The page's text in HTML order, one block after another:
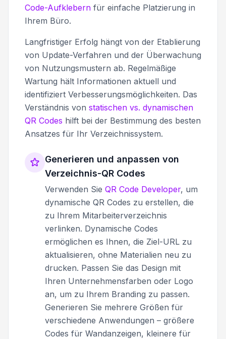
Code-Aufklebern für einfache Platzierung in
Ihrem Büro.
Langfristiger Erfolg hängt von der Etablierung
von Update-Verfahren und der Überwachung
von Nutzungsmustern ab. Regelmäßige
Wartung hält Informationen aktuell und
identifiziert Verbesserungsmöglichkeiten. Das
Verständnis von statischen vs. dynamischen
QR Codes hilft bei der Bestimmung des besten
Ansatzes für Ihr Verzeichnissystem.
Generieren und anpassen von
Verzeichnis-QR Codes
Verwenden Sie QR Code Developer, um
dynamische QR Codes zu erstellen, die
zu Ihrem Mitarbeiterverzeichnis
verlinken. Dynamische Codes
ermöglichen es Ihnen, die Ziel-URL zu
aktualisieren, ohne Materialien neu zu
drucken. Passen Sie das Design mit
Ihren Unternehmensfarben oder Logo
an, um zu Ihrem Branding zu passen.
Generieren Sie mehrere Größen für
verschiedene Anwendungen – größere
Codes für Wandanzeigen, kleinere für